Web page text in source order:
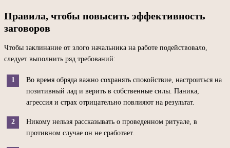
Правила, чтобы повысить эффективность
заговоров
Чтобы заклинание от злого начальника на работе подействовало,
следует выполнить ряд требований:
Во время обряда важно сохранять спокойствие, настроиться на
позитивный лад и верить в собственные силы. Паника,
агрессия и страх отрицательно повлияют на результат.
Никому нельзя рассказывать о проведенном ритуале, в
противном случае он не сработает.